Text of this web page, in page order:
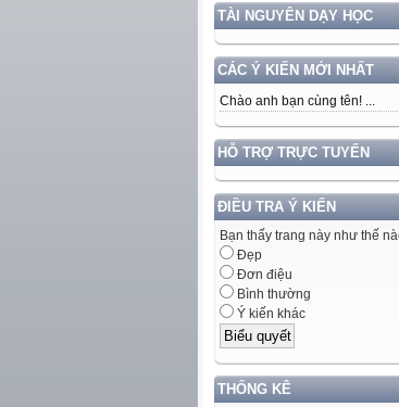
TÀI NGUYÊN DẠY HỌC
CÁC Ý KIẾN MỚI NHẤT
Chào anh bạn cùng tên! ...
HỖ TRỢ TRỰC TUYẾN
ĐIỀU TRA Ý KIẾN
Bạn thấy trang này như thế
Đẹp
Đơn điệu
Bình thường
Ý kiến khác
THỐNG KÊ